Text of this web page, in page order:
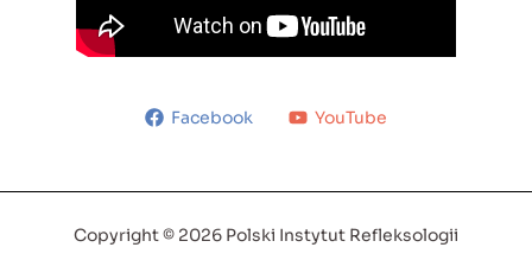
Facebook YouTube
Copyright © 2026 Polski Instytut Refleksologii